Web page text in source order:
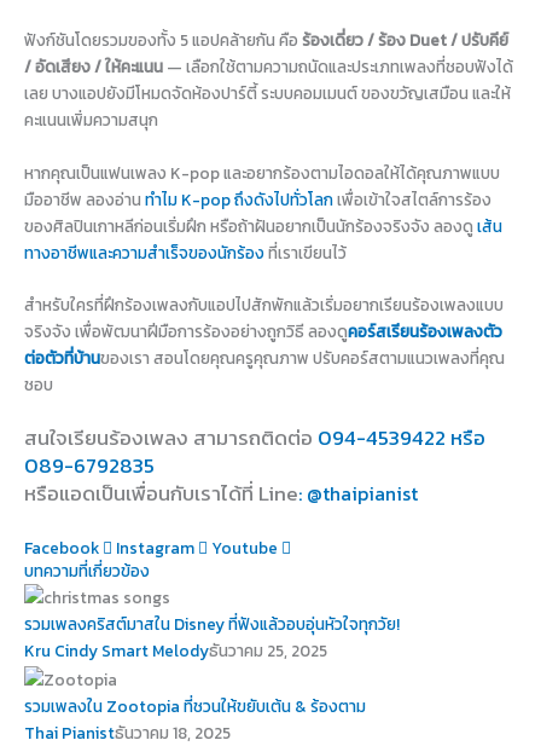
ฟังก์ชันโดยรวมของทั้ง 5 แอปคล้ายกัน คือ ร้องเดี่ยว / ร้อง Duet / ปรับคีย์
/ อัดเสียง / ให้คะแนน — เลือกใช้ตามความถนัดและประเภทเพลงที่ชอบฟังได้
เลย บางแอปยังมีโหมดจัดห้องปาร์ตี้ ระบบคอมเมนต์ ของขวัญเสมือน และให้
คะแนนเพิ่มความสนุก
หากคุณเป็นแฟนเพลง K-pop และอยากร้องตามไอดอลให้ได้คุณภาพแบบ
มืออาชีพ ลองอ่าน ทำไม K-pop ถึงดังไปทั่วโลกเพื่อเข้าใจสไตล์การร้อง
ของศิลปินเกาหลีก่อนเริ่มฝึก หรือถ้าฝันอยากเป็นนักร้องจริงจัง ลองดู เส้น
ทางอาชีพและความสำเร็จของนักร้องที่เราเขียนไว้
สำหรับใครที่ฝึกร้องเพลงกับแอปไปสักพักแล้วเริ่มอยากเรียนร้องเพลงแบบ
จริงจัง เพื่อพัฒนาฝีมือการร้องอย่างถูกวิธี ลองดูคอร์สเรียนร้องเพลงตัว
ต่อตัวที่บ้านของเรา สอนโดยคุณครูคุณภาพ ปรับคอร์สตามแนวเพลงที่คุณ
ชอบ
สนใจเรียนร้องเพลง สามารถติดต่อ 094-4539422 หรือ
089-6792835
หรือแอดเป็นเพื่อนกับเราได้ที่ Line: @thaipianist
Facebook Instagram
Youtube
บทความที่เกี่ยวข้อง
รวมเพลงคริสต์มาสใน Disney ที่ฟังแล้วอบอุ่นหัวใจทุกวัย!
Kru Cindy Smart Melodyธันวาคม 25, 2025
รวมเพลงใน Zootopia ที่ชวนให้ขยับเต้น & ร้องตาม
Thai Pianistธันวาคม 18, 2025